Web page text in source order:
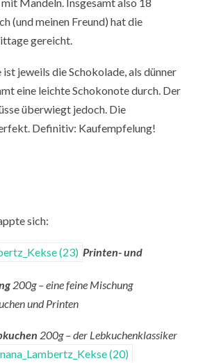
(und meinen Freund) hat die
gereicht.
jeweils die Schokolade, als dünner
eine leichte Schokonote durch. Der
überwiegt jedoch. Die
Definitiv: Kaufempfelung!
sich:
Printen- und
200g – eine feine Mischung
und Printen
200g – der Lebkuchenklassiker